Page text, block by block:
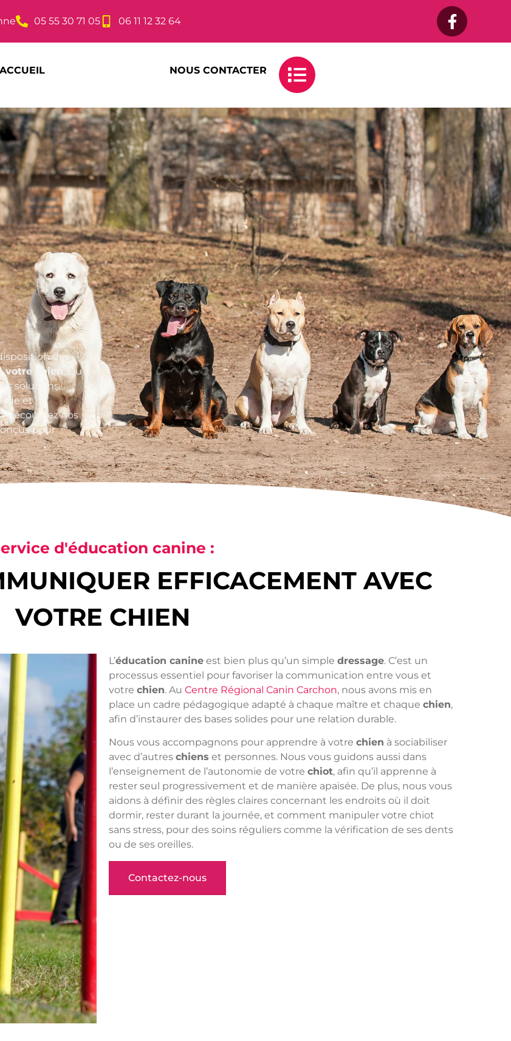
05 55 30 71 05 06 11 12 32 64
ACCUEIL NOUS CONTACTER
des
votre chien. Qu’il
solutions
et
Découvrez nos
pour
d'éducation canine :
EFFICACEMENT AVEC
VOTRE CHIEN
L’éducation canine est bien plus qu’un simple dressage. C’est un
processus essentiel pour favoriser la communication entre vous et
votre chien. Au Centre Régional Canin Carchon, nous avons mis en
place un cadre pédagogique adapté à chaque maître et chaque chien,
afin d’instaurer des bases solides pour une relation durable.
Nous vous accompagnons pour apprendre à votre chien à sociabiliser
avec d’autres chiens et personnes. Nous vous guidons aussi dans
l’enseignement de l’autonomie de votre chiot, afin qu’il apprenne à
rester seul progressivement et de manière apaisée. De plus, nous vous
aidons à définir des règles claires concernant les endroits où il doit
dormir, rester durant la journée, et comment manipuler votre chiot
sans stress, pour des soins réguliers comme la vérification de ses dents
ou de ses oreilles.
Contactez-nous